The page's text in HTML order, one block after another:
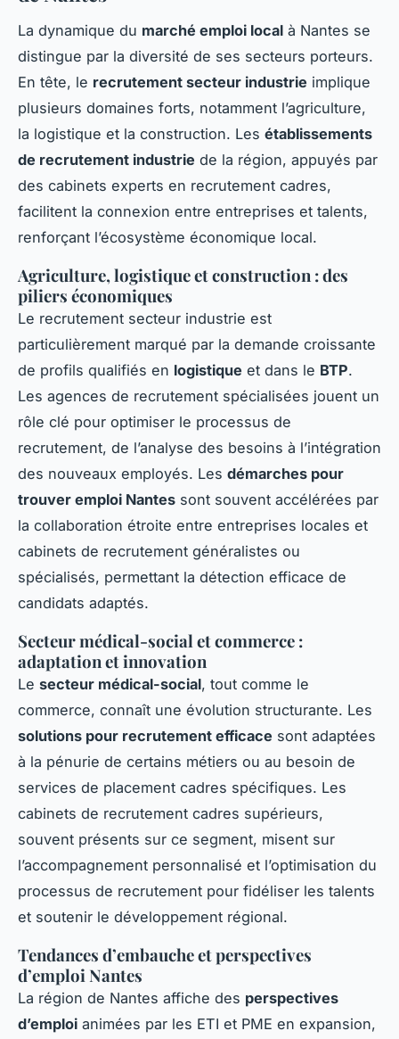
La dynamique du marché emploi local à Nantes se
distingue par la diversité de ses secteurs porteurs.
En tête, le recrutement secteur industrie implique
plusieurs domaines forts, notamment l’agriculture,
la logistique et la construction. Les établissements
de recrutement industrie de la région, appuyés par
des cabinets experts en recrutement cadres,
facilitent la connexion entre entreprises et talents,
renforçant l’écosystème économique local.
Agriculture, logistique et construction : des
piliers économiques
Le recrutement secteur industrie est
particulièrement marqué par la demande croissante
de profils qualifiés en logistique et dans le BTP.
Les agences de recrutement spécialisées jouent un
rôle clé pour optimiser le processus de
recrutement, de l’analyse des besoins à l’intégration
des nouveaux employés. Les démarches pour
trouver emploi Nantes sont souvent accélérées par
la collaboration étroite entre entreprises locales et
cabinets de recrutement généralistes ou
spécialisés, permettant la détection efficace de
candidats adaptés.
Secteur médical-social et commerce :
adaptation et innovation
Le secteur médical-social, tout comme le
commerce, connaît une évolution structurante. Les
solutions pour recrutement efficace sont adaptées
à la pénurie de certains métiers ou au besoin de
services de placement cadres spécifiques. Les
cabinets de recrutement cadres supérieurs,
souvent présents sur ce segment, misent sur
l’accompagnement personnalisé et l’optimisation du
processus de recrutement pour fidéliser les talents
et soutenir le développement régional.
Tendances d’embauche et perspectives
d’emploi Nantes
La région de Nantes affiche des perspectives
d’emploi animées par les ETI et PME en expansion,